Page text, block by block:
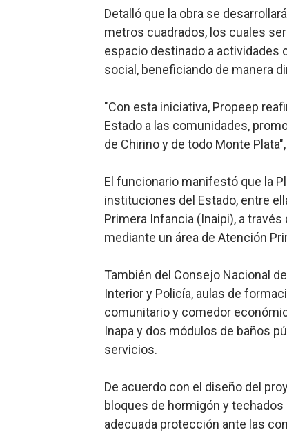
Detalló que la obra se
metros cuadrados, los cuales
espacio destinado a actividades
social, beneficiando de manera
"Con esta iniciativa, Propeep
Estado a las comunidades,
de Chirino y de todo Monte
El funcionario manifestó que la
instituciones del Estado, entre
Primera Infancia (Inaipi), a
mediante un área de Atención
También del Consejo Nacional
Interior y Policía, aulas de
comunitario y comedor
Inapa y dos módulos de baños
servicios.
De acuerdo con el diseño del
bloques de hormigón y
adecuada protección ante las